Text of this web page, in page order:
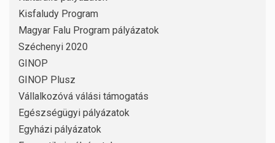
Kisfaludy Program
Magyar Falu Program pályázatok
Széchenyi 2020
GINOP
GINOP Plusz
Vállalkozóvá válási támogatás
Egészségügyi pályázatok
Egyházi pályázatok